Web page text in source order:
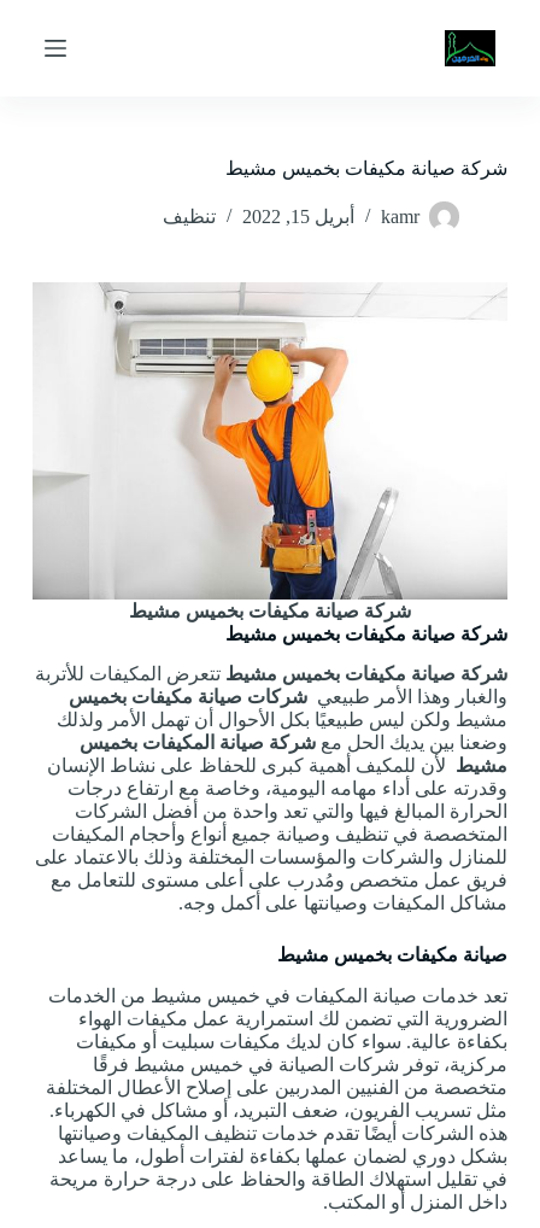
شركة صيانة مكيفات بخميس مشيط
kamr أبريل 15, 2022 تنظيف
شركة صيانة مكيفات بخميس مشيط
شركة صيانة مكيفات بخميس مشيط
شركة صيانة مكيفات بخميس مشيط تتعرض المكيفات للأتربة
والغبار وهذا الأمر طبيعي شركات صيانة مكيفات بخميس
مشيط ولكن ليس طبيعيًا بكل الأحوال أن تهمل الأمر ولذلك
وضعنا بين يديك الحل مع شركة صيانة المكيفات بخميس
مشيط لأن للمكيف أهمية كبرى للحفاظ على نشاط الإنسان
وقدرته على أداء مهامه اليومية، وخاصة مع ارتفاع درجات
الحرارة المبالغ فيها والتي تعد واحدة من أفضل الشركات
المتخصصة في تنظيف وصيانة جميع أنواع وأحجام المكيفات
للمنازل والشركات والمؤسسات المختلفة وذلك بالاعتماد على
فريق عمل متخصص ومُدرب على أعلى مستوى للتعامل مع
مشاكل المكيفات وصيانتها على أكمل وجه.
صيانة مكيفات بخميس مشيط
تعد خدمات صيانة المكيفات في خميس مشيط من الخدمات
الضرورية التي تضمن لك استمرارية عمل مكيفات الهواء
بكفاءة عالية. سواء كان لديك مكيفات سبليت أو مكيفات
مركزية، توفر شركات الصيانة في خميس مشيط فرقًا
متخصصة من الفنيين المدربين على إصلاح الأعطال المختلفة
مثل تسريب الفريون، ضعف التبريد، أو مشاكل في الكهرباء.
هذه الشركات أيضًا تقدم خدمات تنظيف المكيفات وصيانتها
بشكل دوري لضمان عملها بكفاءة لفترات أطول، ما يساعد
في تقليل استهلاك الطاقة والحفاظ على درجة حرارة مريحة
داخل المنزل أو المكتب.